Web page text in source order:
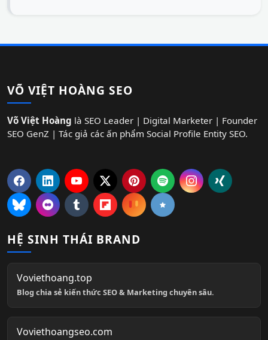
VÕ VIỆT HOÀNG SEO
Võ Việt Hoàng là SEO Leader | Digital Marketer | Founder
SEO GenZ | Tác giả các ấn phẩm Social Profile Entity SEO.
HỆ SINH THÁI BRAND
Voviethoang.top
Blog chia sẻ kiến thức SEO & Marketing chuyên sâu.
Voviethoangseo.com